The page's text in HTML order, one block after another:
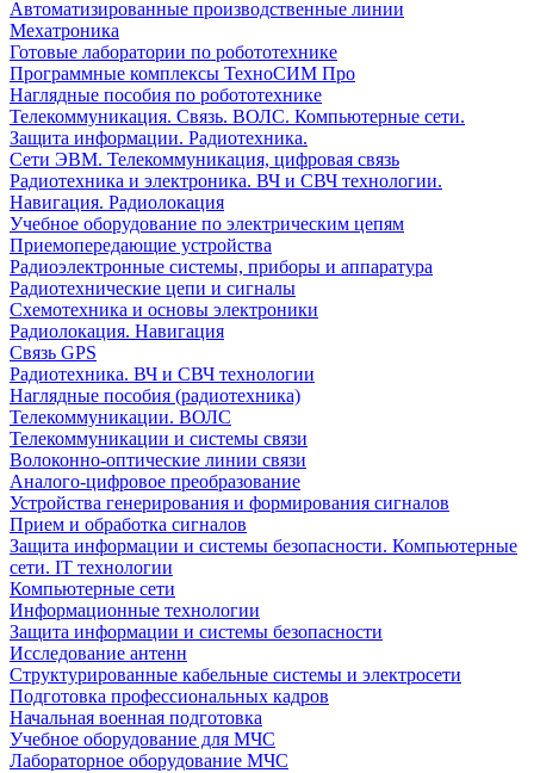
Автоматизированные производственные линии
Мехатроника
Готовые лаборатории по робототехнике
Программные комплексы ТехноСИМ Про
Наглядные пособия по робототехнике
Телекоммуникация. Связь. ВОЛС. Компьютерные сети.
Защита информации. Радиотехника.
Сети ЭВМ. Телекоммуникация, цифровая связь
Радиотехника и электроника. ВЧ и СВЧ технологии.
Навигация. Радиолокация
Учебное оборудование по электрическим цепям
Приемопередающие устройства
Радиоэлектронные системы, приборы и аппаратура
Радиотехнические цепи и сигналы
Схемотехника и основы электроники
Радиолокация. Навигация
Связь GPS
Радиотехника. ВЧ и СВЧ технологии
Наглядные пособия (радиотехника)
Телекоммуникации. ВОЛС
Телекоммуникации и системы связи
Волоконно-оптические линии связи
Аналого-цифровое преобразование
Устройства генерирования и формирования сигналов
Прием и обработка сигналов
Защита информации и системы безопасности. Компьютерные
сети. IT технологии
Компьютерные сети
Информационные технологии
Защита информации и системы безопасности
Исследование антенн
Структурированные кабельные системы и электросети
Подготовка профессиональных кадров
Начальная военная подготовка
Учебное оборудование для МЧС
Лабораторное оборудование МЧС